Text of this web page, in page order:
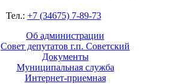
Тел.: +7 (34675) 7-89-73
Об администрации
Совет депутатов г.п. Советский
Документы
Муниципальная служба
Интернет-приемная